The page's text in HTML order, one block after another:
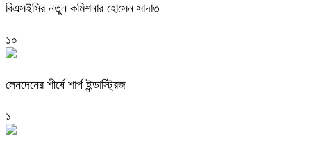
বিএসইসির নতুন কমিশনার হোসেন সাদাত
১০
লেনদেনের শীর্ষে শার্প ইন্ডাস্ট্রিজ
১